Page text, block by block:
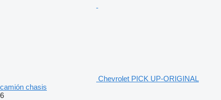
Chevrolet PICK UP-ORIGINAL
camión chasis
6